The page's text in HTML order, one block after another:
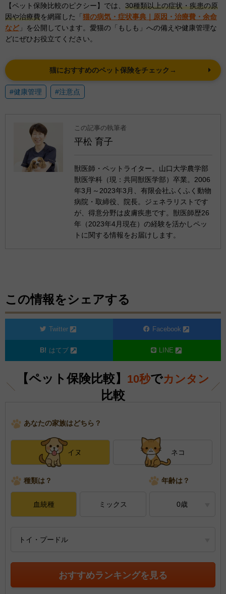
【ペット保険比較のピクシー】では、 30種類以上の症状・疾患の原
因や治療費を網羅した「 猫の病気・症状事典｜原因・治療費・余命
など」を公開しています。愛猫の「もしも」への備えや健康管理な
どにぜひお役立てください。
猫におすすめのペット保険をチェック→
#健康管理 #注意点
この記事の執筆者
平松 育子
獣医師・ペットライター。山口大学農学部
獣医学科（現：共同獣医学部）卒業。2006
年3月～2023年3月、有限会社ふくふく動物
病院・取締役、院長。ジェネラリストです
が、得意分野は皮膚疾患です。獣医師歴26
年（2023年4月現在）の経験を活かしペッ
トに関する情報をお届けします。
この情報をシェアする
Twitter Facebook
はてブ LINE
【ペット保険比較】 10秒でカンタン
比較
あなたの家族はどちら？
イヌ ネコ
種類は？ 年齢は？
血統種 ミックス 0歳
トイ・プードル
おすすめランキングを見る